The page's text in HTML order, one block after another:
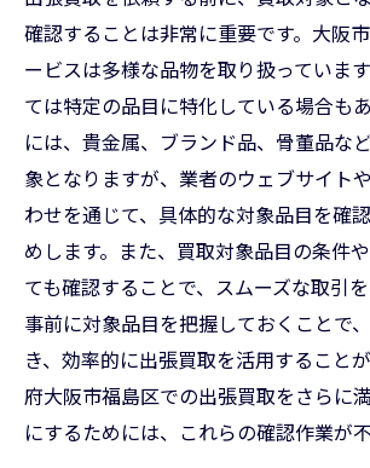
確認することは非常に重要です。大阪
ービスは多様な品物を取り扱っていま
ては特定の品目に特化している場合も
には、貴金属、ブランド品、骨董品な
象となりますが、業者のウェブサイト
わせを通じて、具体的な対象品目を確
めします。また、買取対象品目の条件
ても確認することで、スムーズな取引を
事前に対象品目を把握しておくことで
き、効率的に出張買取を活用すること
府大阪市福島区での出張買取をさらに
にするためには、これらの確認作業が不